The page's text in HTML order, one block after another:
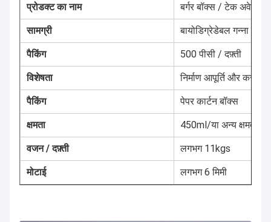
प्रोडक्ट का नाम बर्गर बॉक्स / टेक अवे
सामग्री बायोडिग्रेडेबल गन्ना खोई
पैकिंग 500 पीसी / दफ़्ती
विशेषता निर्माण आपूर्ति और कस्टम
पैकिंग पेपर कार्टन बॉक्स
क्षमता 450ml/या अन्य क्षमता
वजन / दफ़्ती लगभग 11kgs
मोटाई लगभग 6 मिमी